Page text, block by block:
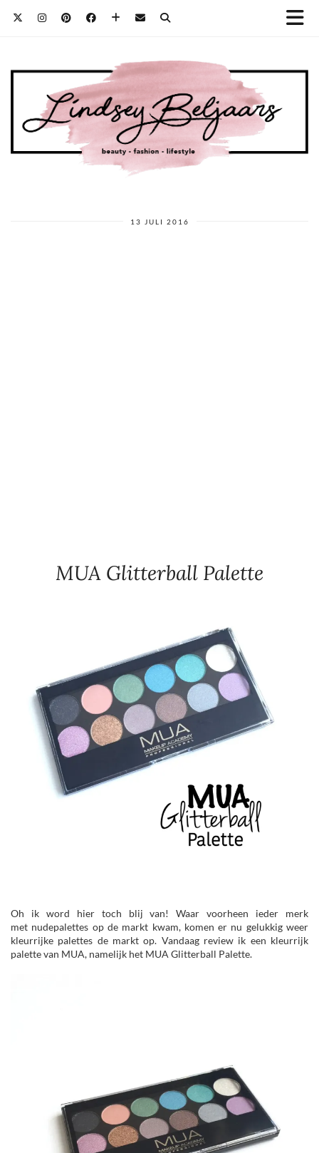
13 JULI 2016
MUA Glitterball Palette
Oh ik word hier toch blij van! Waar voorheen ieder merk
met nudepalettes op de markt kwam, komen er nu gelukkig weer
kleurrijke palettes de markt op. Vandaag review ik een kleurrijk
palette van MUA, namelijk het MUA Glitterball Palette.